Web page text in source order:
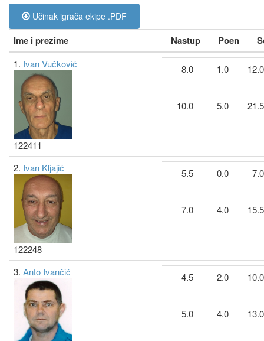
Učinak igrača ekipe .PDF
Ime i prezime Nastup Poen
1. Ivan Vučković
122411
8.0
10.0
1.0
5.0
12.0
21.5
2. Ivan Kljajić
122248
5.5
7.0
0.0
4.0
7.0
15.5
3. Anto Ivančić 4.5
5.0
2.0
4.0
10.0
13.0